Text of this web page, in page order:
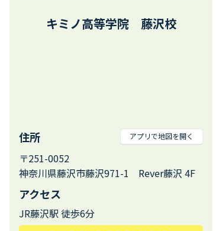
キミノ高等学院 藤沢校
住所 アプリで地図を開く
〒251-0052
神奈川県藤沢市藤沢971-1 Rever藤沢 4F
アクセス
JR藤沢駅 徒歩6分